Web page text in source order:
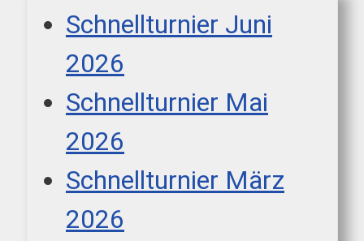
Schnellturnier Juni
2026
Schnellturnier Mai
2026
Schnellturnier März
2026